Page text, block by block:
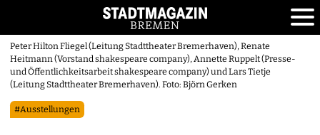
Peter Hilton Fliegel (Leitung Stadttheater Bremerhaven), Renate
Heitmann (Vorstand shakespeare company), Annette Ruppelt (Presse-
und Öffentlichkeitsarbeit shakespeare company) und Lars Tietje
(Leitung Stadttheater Bremerhaven). Foto: Björn Gerken
#Ausstellungen